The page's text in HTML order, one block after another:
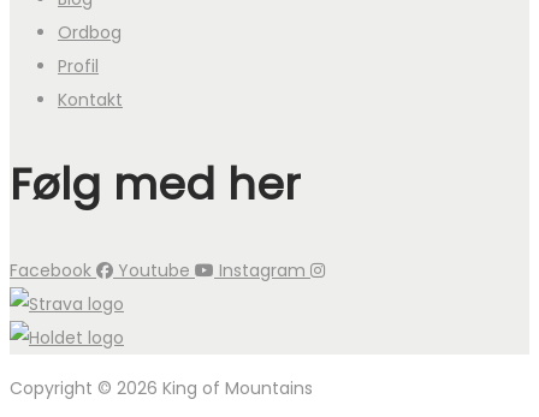
Ordbog
Profil
Kontakt
Følg med her
Facebook Youtube Instagram
Copyright © 2026 King of Mountains